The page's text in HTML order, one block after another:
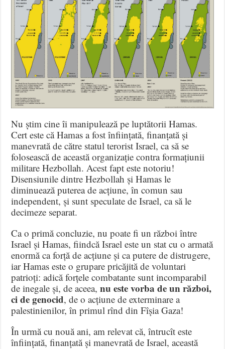
Nu știm cine îi manipulează pe luptătorii Hamas.
Cert este că Hamas a fost înființată, finanțată și
manevrată de către statul terorist Israel, ca să se
folosească de această organizație contra formațiunii
militare Hezbollah. Acest fapt este notoriu!
Disensiunile dintre Hezbollah și Hamas le
diminuează puterea de acțiune, în comun sau
independent, și sunt speculate de Israel, ca să le
decimeze separat.
Ca o primă concluzie, nu poate fi un război între
Israel și Hamas, fiindcă Israel este un stat cu o armată
enormă ca forță de acțiune și ca putere de distrugere,
iar Hamas este o grupare pricăjită de voluntari
patrioți: adică forțele combatante sunt incomparabil
de inegale și, de aceea,nu este vorba de un război,
ci de genocid, de o acțiune de exterminare a
palestinienilor, în primul rînd din Fîșia Gaza!
În urmă cu nouă ani, am relevat că, întrucît este
înființată, finanțată și manevrată de Israel, această